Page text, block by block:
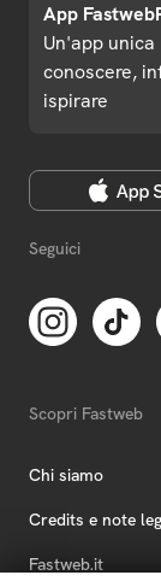
App
Un'app unica
conoscere,
ispirare
Seguici
Scopri Fastweb
Chi siamo
Credits e note
Fastweb.it